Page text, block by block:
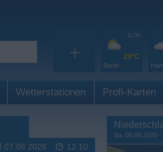
+
11:00
20°C
Berlin
Wetterstationen Profi-Karten
07.08.2026 12:10
Sa. 08.08.2026